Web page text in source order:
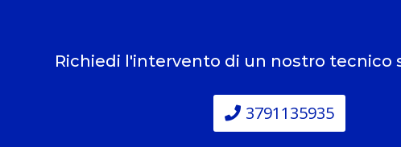
Richiedi l'intervento di un nostro tecnico
3791135935